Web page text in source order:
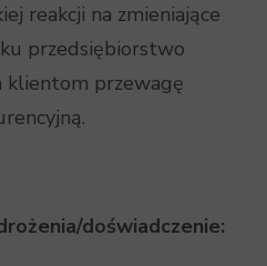
reakcji na zmieniające
przedsiębiorstwo
klientom przewagę
doświadczenie: